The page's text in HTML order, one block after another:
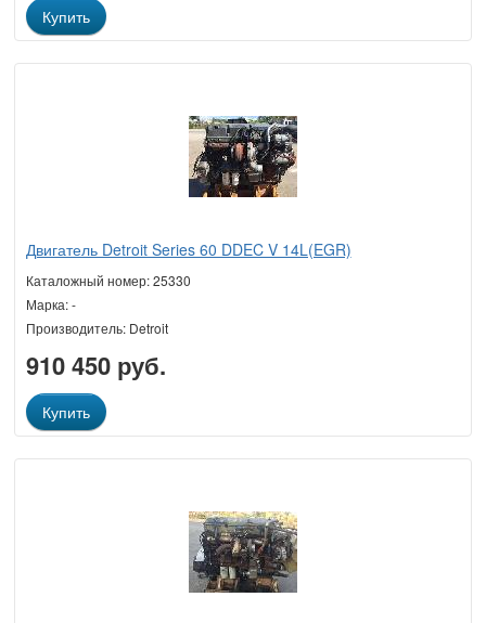
Купить
Двигатель Detroit Series 60 DDEC V 14L(EGR)
Каталожный номер: 25330
Марка: -
Производитель: Detroit
910 450 руб.
Купить